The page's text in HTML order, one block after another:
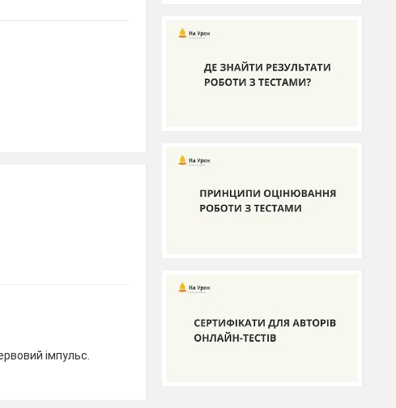
імпульс.